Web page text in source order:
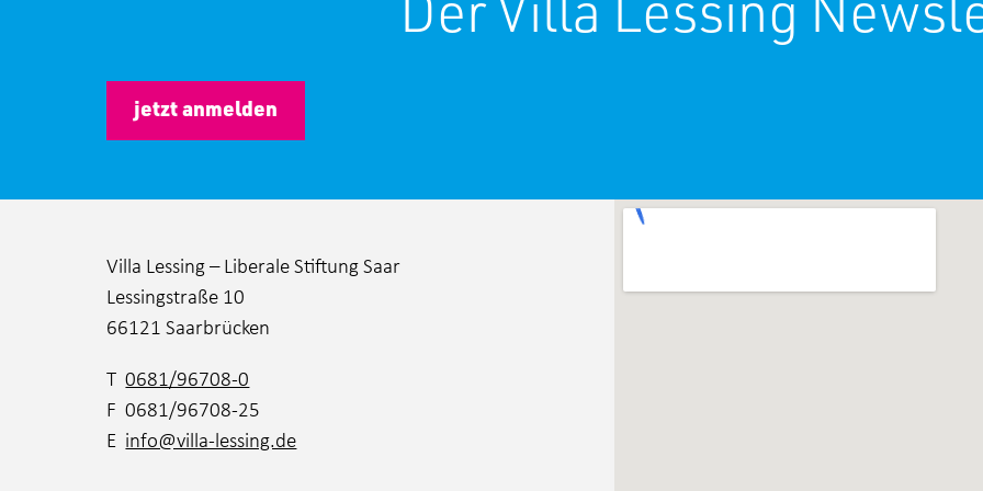
jetzt anmelden
Villa Lessing – Liberale Stiftung Saar
Lessingstraße 10
66121 Saarbrücken
T0681/96708-0
F 0681/96708-25
E info@villa-lessing.de